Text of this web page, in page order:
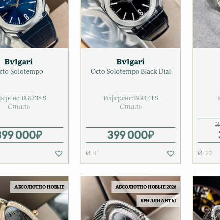
Bvlgari
Solotempo
BGO 38 S
Сталь
000₽
Bvlgari
Octo Solotempo Black Dial
Референс: BGO 41 S
Сталь
399 000₽
41 22
АБСОЛЮТНО НОВЫЕ АБСОЛЮТНО НОВЫЕ 2026
БРИЛЛИАНТЫ